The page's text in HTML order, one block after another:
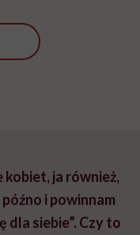
ja również,
i powinnam
dla siebie”. Czy to